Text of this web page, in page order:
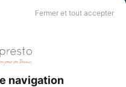
Fermer et tout accepter
navigation
ne savez quel professionnel